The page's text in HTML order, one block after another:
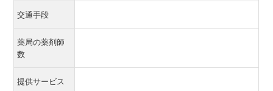
交通手段
薬局の薬剤師
数
提供サービス